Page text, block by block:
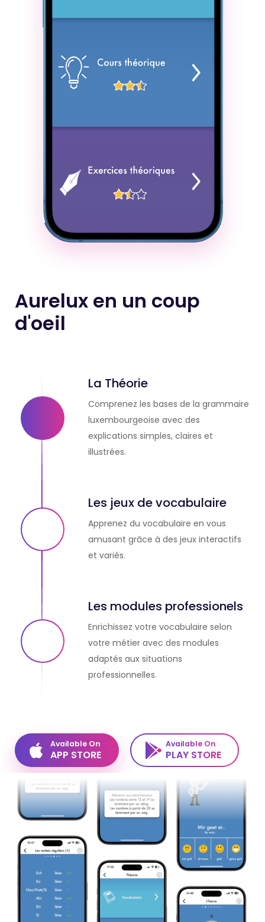
Aurelux en un coup
d'oeil
La Théorie
Comprenez les bases de la grammaire
luxembourgeoise avec des
explications simples, claires et
illustrées.
Les jeux de vocabulaire
Apprenez du vocabulaire en vous
amusant grâce à des jeux interactifs
et variés.
Les modules professionels
Enrichissez votre vocabulaire selon
votre métier avec des modules
adaptés aux situations
professionnelles.
Available On
APP STORE
Available On
PLAY STORE